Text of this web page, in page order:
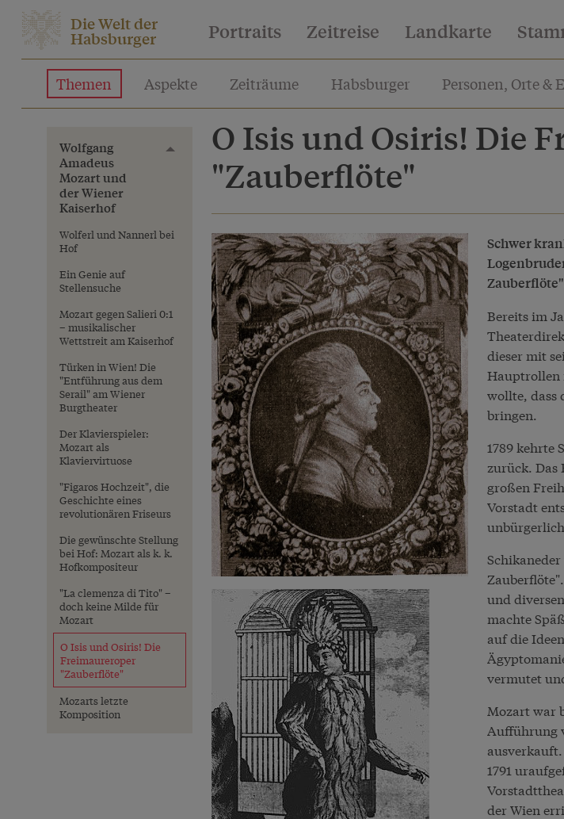
Die Welt der
Habsburger Portraits Zeitreise Landkarte
Themen Aspekte Zeiträume Habsburger Personen, Orte &
Wolfgang
Amadeus
Mozart und
der Wiener
Kaiserhof
Toggle menu
Wolferl und Nannerl bei
Hof
Ein Genie auf
Stellensuche
Mozart gegen Salieri 0:1
– musikalischer
Wettstreit am Kaiserhof
Türken in Wien! Die
"Entführung aus dem
Serail" am Wiener
Burgtheater
Der Klavierspieler:
Mozart als
Klaviervirtuose
"Figaros Hochzeit", die
Geschichte eines
revolutionären Friseurs
Die gewünschte Stellung
bei Hof: Mozart als k. k.
Hofkompositeur
"La clemenza di Tito" –
doch keine Milde für
Mozart
O Isis und Osiris! Die
Freimaureroper
"Zauberflöte"
Mozarts letzte
Komposition
O Isis und Osiris! Die
"Zauberflöte"
Schwer
Bereits im
dieser mit
Hauptrollen
wollte, dass
bringen.
1789 kehrte
zurück. Das
großen
Vorstadt
und
machte
auf die
vermutet
Mozart war
Aufführung
1791
der Wien